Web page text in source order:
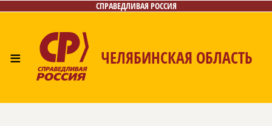
СПРАВЕДЛИВАЯ РОССИЯ
≡ ЧЕЛЯБИНСКАЯ ОБЛАСТЬ